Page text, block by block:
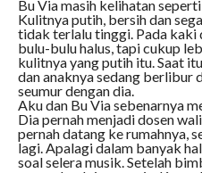
Bu Via masih kelihatan
Kulitnya putih, bersih dan
tidak terlalu tinggi. Pada kaki
bulu-bulu halus, tapi cukup
kulitnya yang putih itu. Saat
dan anaknya sedang berlibur
seumur dengan dia.
Aku dan Bu Via sebenarnya
Dia pernah menjadi dosen
pernah datang ke rumahnya,
lagi. Apalagi dalam banyak
soal selera musik. Setelah